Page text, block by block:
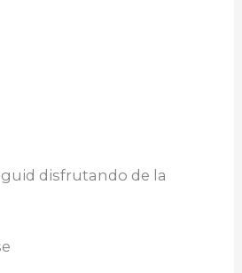
disfrutando de la